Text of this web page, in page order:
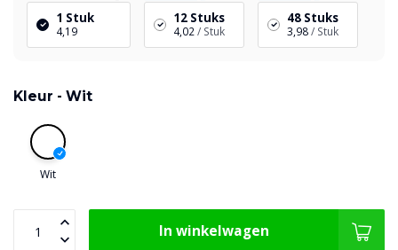
1 Stuk
4,19
12 Stuks
4,02/ Stuk
48 Stuks
3,98/ Stuk
Kleur - Wit
Wit
In winkelwagen